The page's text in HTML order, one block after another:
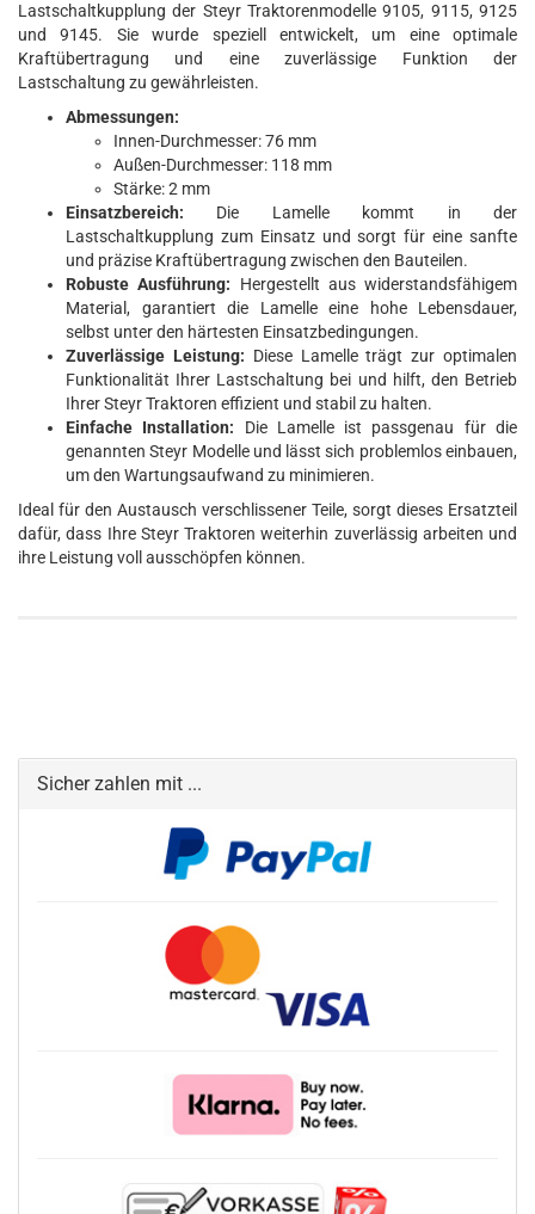
Lastschaltkupplung der Steyr Traktorenmodelle 9105, 9115, 9125
und 9145. Sie wurde speziell entwickelt, um eine optimale
Kraftübertragung und eine zuverlässige Funktion der
Lastschaltung zu gewährleisten.
Abmessungen:
Innen-Durchmesser: 76 mm
Außen-Durchmesser: 118 mm
Stärke: 2 mm
Einsatzbereich: Die Lamelle kommt in der
Lastschaltkupplung zum Einsatz und sorgt für eine sanfte
und präzise Kraftübertragung zwischen den Bauteilen.
Robuste Ausführung: Hergestellt aus widerstandsfähigem
Material, garantiert die Lamelle eine hohe Lebensdauer,
selbst unter den härtesten Einsatzbedingungen.
Zuverlässige Leistung: Diese Lamelle trägt zur optimalen
Funktionalität Ihrer Lastschaltung bei und hilft, den Betrieb
Ihrer Steyr Traktoren effizient und stabil zu halten.
Einfache Installation: Die Lamelle ist passgenau für die
genannten Steyr Modelle und lässt sich problemlos einbauen,
um den Wartungsaufwand zu minimieren.
Ideal für den Austausch verschlissener Teile, sorgt dieses Ersatzteil
dafür, dass Ihre Steyr Traktoren weiterhin zuverlässig arbeiten und
ihre Leistung voll ausschöpfen können.
Sicher zahlen mit ...